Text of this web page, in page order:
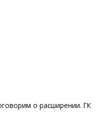
о расширении. ГК